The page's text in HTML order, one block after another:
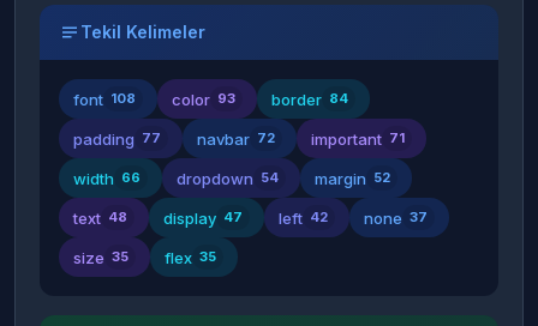
Tekil Kelimeler
font 108 color 93 border 84
padding 77 navbar 72 important 71
width 66 dropdown 54 margin 52
text 48 display 47 left 42 none 37
size 35 flex 35